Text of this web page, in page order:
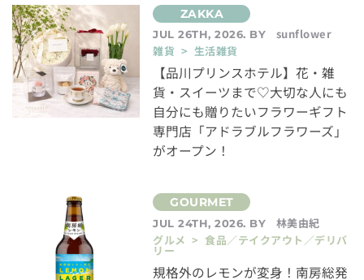
JUL 26TH, 2026. BY
sunflower
雑貨 > 生活雑貨
【品川プリンスホテル】花・雑
貨・スイーツまで♡大切な人にも
自分にも贈りたいフラワーギフト
専門店「アドラブルフラワーズ」
がオープン！
JUL 24TH, 2026. BY
林美由紀
グルメ > 食品／テイクアウト／デリバ
リー
規格外のレモンが変身！南房総発